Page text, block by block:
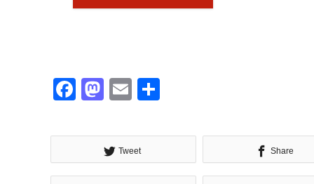
Facebook
Mastodon
Email
Tweet Share